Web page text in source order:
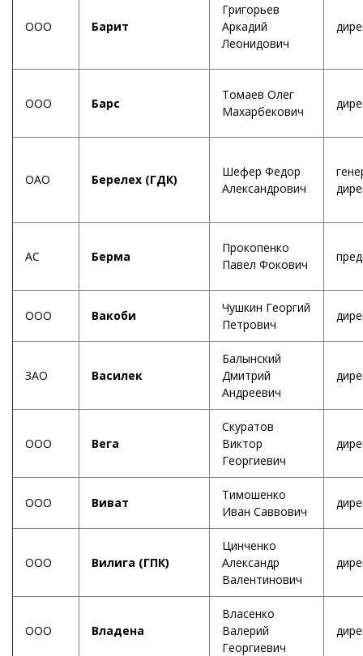
ООО Барит
Григорьев
Аркадий
Леонидович
ООО Барс
Томаев Олег
Махарбекович
ОАО Берелех (ГДК)
Шефер Федор
Александрович
АС Берма
Прокопенко
Павел Фокович
ООО Вакоби
Чушкин Георгий
Петрович
ЗАО Василек
Балынский
Дмитрий
Андреевич
ООО Вега
Скуратов
Виктор
Георгиевич
ООО Виват
Тимошенко
Иван Саввович
ООО Вилига (ГПК)
Цинченко
Александр
Валентинович
ООО Владена
Власенко
Валерий
Георгиевич